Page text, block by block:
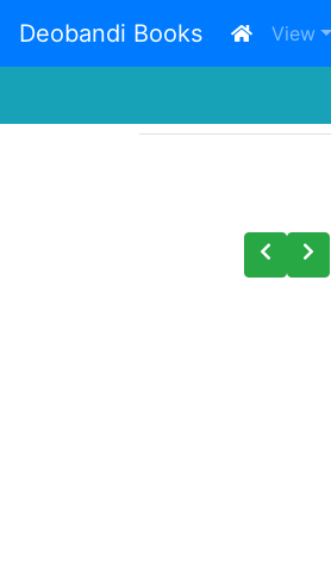
Deobandi Books (current)
View